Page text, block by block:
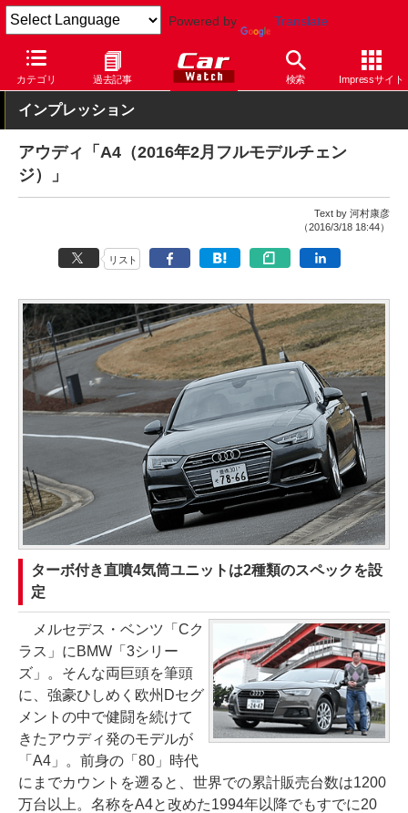
Powered by Translate
カテゴリ 過去記事 検索 Impressサイト
Car Watch 自動車 アウディ A4
インプレッション
アウディ「A4（2016年2月フルモデルチェン
ジ）」
Text by 河村康彦
（2016/3/18 18:44）
リスト
ターボ付き直噴4気筒ユニットは2種類のスペックを設
定
メルセデス・ベンツ「Cク
ラス」にBMW「3シリー
ズ」。そんな両巨頭を筆頭
に、強豪ひしめく欧州Dセグ
メントの中で健闘を続けて
きたアウディ発のモデルが
「A4」。前身の「80」時代
にまでカウントを遡ると、世界での累計販売台数は1200
万台以上。名称をA4と改めた1994年以降でもすでに20